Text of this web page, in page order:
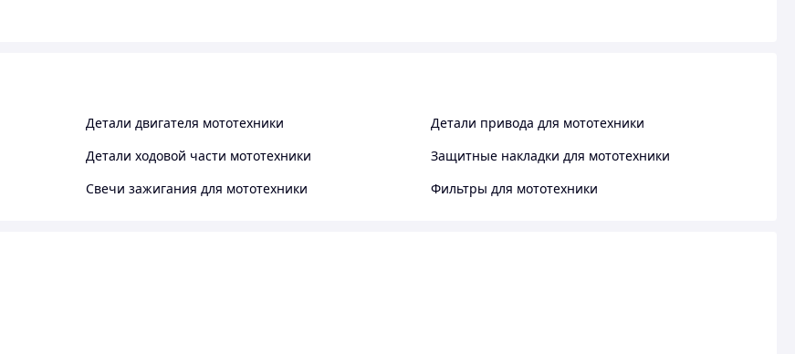
Детали двигателя мототехники
Детали привода для мототехники
Детали ходовой части мототехники
Защитные накладки для мототехники
Свечи зажигания для мототехники Фильтры для мототехники